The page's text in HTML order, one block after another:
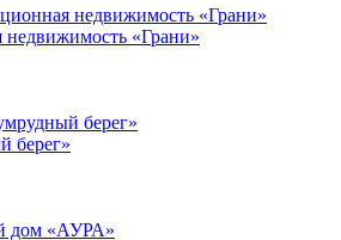
«Грани»
берег»